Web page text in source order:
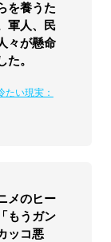
を養うた
軍人、民
々が懸命
。
たい現実：
メのヒー
もうガン
ッコ悪